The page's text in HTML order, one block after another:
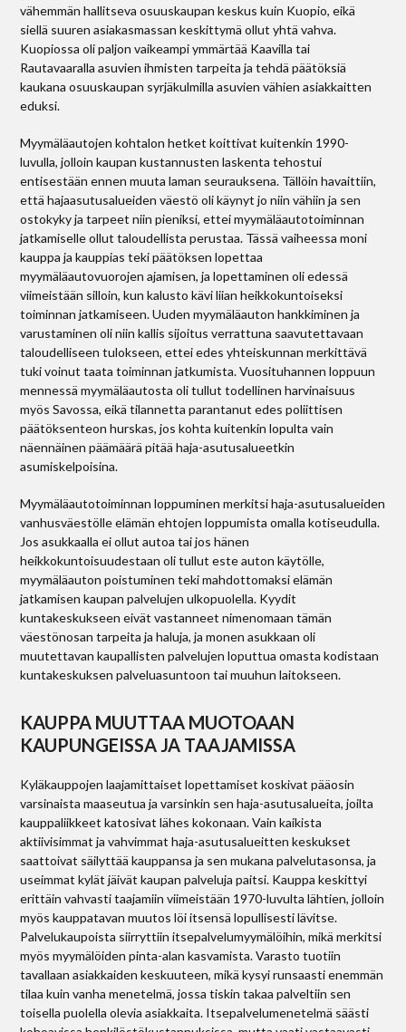
vähemmän hallitseva osuuskaupan keskus kuin Kuopio, eikä
siellä suuren asiakasmassan keskittymä ollut yhtä vahva.
Kuopiossa oli paljon vaikeampi ymmärtää Kaavilla tai
Rautavaaralla asuvien ihmisten tarpeita ja tehdä päätöksiä
kaukana osuuskaupan syrjäkulmilla asuvien vähien asiakkaitten
eduksi.
Myymäläautojen kohtalon hetket koittivat kuitenkin 1990-
luvulla, jolloin kaupan kustannusten laskenta tehostui
entisestään ennen muuta laman seurauksena. Tällöin havaittiin,
että haja­asutusalueiden väestö oli käynyt jo niin vähiin ja sen
ostokyky ja tarpeet niin pieniksi, ettei myymäläautotoiminnan
jatkamiselle ollut taloudellista perustaa. Tässä vaiheessa moni
kauppa ja kauppias teki päätöksen lopettaa
myymäläautovuorojen ajamisen, ja lopettaminen oli edessä
viimeistään silloin, kun kalusto kävi liian heikkokuntoiseksi
toiminnan jatkamiseen. Uuden myymäläauton hankkiminen ja
varustaminen oli niin kallis sijoitus verrattuna saavutettavaan
taloudelliseen tulokseen, ettei edes yhteiskunnan merkittävä
tuki voinut taata toiminnan jatkumista. Vuosituhannen loppuun
mennessä myymäläautosta oli tullut todellinen harvinaisuus
myös Savossa, eikä tilannetta parantanut edes poliittisen
päätöksenteon hurskas, jos kohta kuitenkin lopulta vain
näennäinen päämäärä pitää haja-asutusalueetkin
asumiskelpoisina.
Myymäläautotoiminnan loppuminen merkitsi haja-asutusalueiden
vanhusväestölle elämän ehtojen loppumista omalla kotiseudulla.
Jos asukkaalla ei ollut autoa tai jos hänen
heikkokuntoisuudestaan oli tullut este auton käytölle,
myymäläauton poistuminen teki mahdottomaksi elämän
jatkamisen kaupan palvelujen ulkopuolella. Kyydit
kuntakeskukseen eivät vastanneet nimenomaan tämän
väestönosan tarpeita ja haluja, ja monen asukkaan oli
muutettavan kaupallisten palvelujen loputtua omasta kodistaan
kuntakeskuksen palveluasuntoon tai muuhun laitokseen.
KAUPPA MUUTTAA MUOTOAAN
KAUPUNGEISSA JA TAAJAMISSA
Kyläkauppojen laajamittaiset lopettamiset koskivat pääosin
varsinaista maaseutua ja varsinkin sen haja-asutusalueita, joilta
kauppaliikkeet katosivat lähes kokonaan. Vain kaikista
aktiivisimmat ja vahvimmat haja-asutusalueitten keskukset
saattoivat säilyttää kauppansa ja sen mukana palvelutasonsa, ja
useimmat kylät jäivät kaupan palveluja paitsi. Kauppa keskittyi
erittäin vahvasti taajamiin viimeistään 1970-luvulta lähtien, jolloin
myös kauppatavan muutos löi itsensä lopullisesti lävitse.
Palvelukaupoista siirryttiin itsepalvelumyymälöihin, mikä merkitsi
myös myymälöiden pinta-alan kasvamista. Varasto tuotiin
tavallaan asiakkaiden keskuuteen, mikä kysyi runsaasti enemmän
tilaa kuin vanha menetelmä, jossa tiskin takaa palveltiin sen
toisella puolella olevia asiakkaita. Itsepalvelumenetelmä säästi